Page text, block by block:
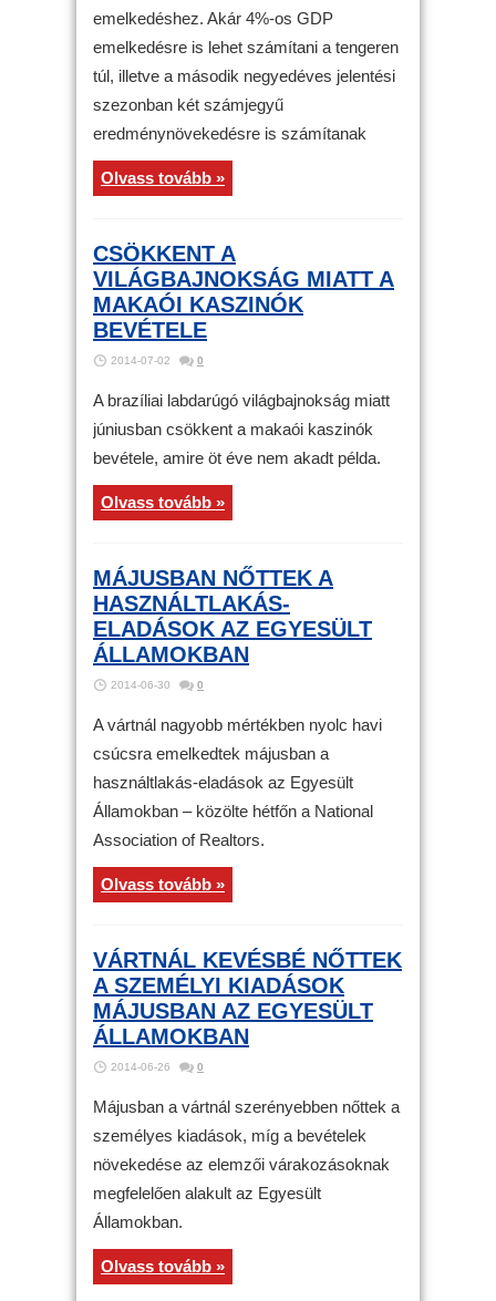
emelkedéshez. Akár 4%-os GDP
emelkedésre is lehet számítani a tengeren
túl, illetve a második negyedéves jelentési
szezonban két számjegyű
eredménynövekedésre is számítanak
Olvass tovább »
CSÖKKENT A
VILÁGBAJNOKSÁG MIATT A
MAKAÓI KASZINÓK
BEVÉTELE
2014-07-02 0
A brazíliai labdarúgó világbajnokság miatt
júniusban csökkent a makaói kaszinók
bevétele, amire öt éve nem akadt példa.
Olvass tovább »
MÁJUSBAN NŐTTEK A
HASZNÁLTLAKÁS-
ELADÁSOK AZ EGYESÜLT
ÁLLAMOKBAN
2014-06-30 0
A vártnál nagyobb mértékben nyolc havi
csúcsra emelkedtek májusban a
használtlakás-eladások az Egyesült
Államokban – közölte hétfőn a National
Association of Realtors.
Olvass tovább »
VÁRTNÁL KEVÉSBÉ NŐTTEK
A SZEMÉLYI KIADÁSOK
MÁJUSBAN AZ EGYESÜLT
ÁLLAMOKBAN
2014-06-26 0
Májusban a vártnál szerényebben nőttek a
személyes kiadások, míg a bevételek
növekedése az elemzői várakozásoknak
megfelelően alakult az Egyesült
Államokban.
Olvass tovább »